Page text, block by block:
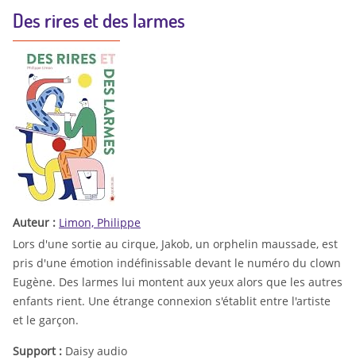
Des rires et des larmes
Auteur : Limon, Philippe
Lors d'une sortie au cirque, Jakob, un orphelin maussade, est
pris d'une émotion indéfinissable devant le numéro du clown
Eugène. Des larmes lui montent aux yeux alors que les autres
enfants rient. Une étrange connexion s'établit entre l'artiste
et le garçon.
Support : Daisy audio